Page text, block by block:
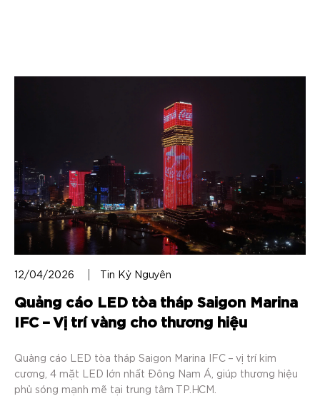
12/04/2026 Tin Kỷ Nguyên
Quảng cáo LED tòa tháp Saigon Marina
IFC – Vị trí vàng cho thương hiệu
Quảng cáo LED tòa tháp Saigon Marina IFC – vị trí kim
cương, 4 mặt LED lớn nhất Đông Nam Á, giúp thương hiệu
phủ sóng mạnh mẽ tại trung tâm TP.HCM.